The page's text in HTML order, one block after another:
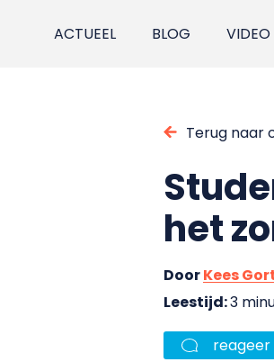
ACTUEEL BLOG VIDEO
Terug naar
het
DoorKees
Leestijd:3
reageer